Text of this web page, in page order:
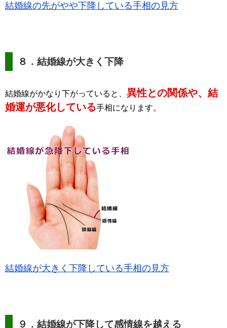
結婚線の先がやや下降している手相の見方
８．結婚線が大きく下降
結婚線がかなり下がっていると、 異性との関係や、結
婚運が悪化している手相になります。
結婚線が大きく下降している手相の見方
９．結婚線が下降して感情線を越える